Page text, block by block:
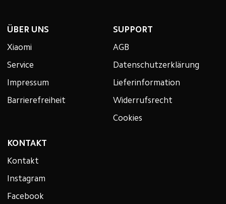
ÜBER UNS
Xiaomi
Service
Impressum
Barrierefreiheit
SUPPORT
AGB
Datenschutzerklärung
Lieferinformation
Widerrufsrecht
Cookies
KONTAKT
Kontakt
Instagram
Facebook